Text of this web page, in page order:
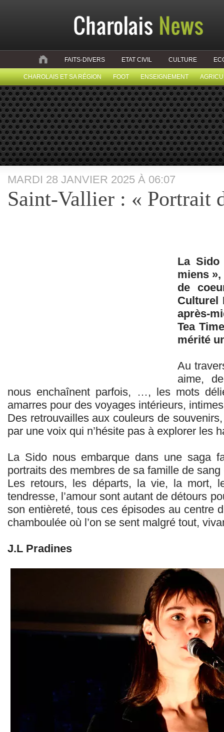
FAITS-DIVERS ETAT CIVIL CULTURE
CHAROLAIS ET SA RÉGION FOOT ENSEIGNEMENT
MARDI 28 JANVIER 2025 À 06:07
Saint-Vallier : « Portrait
La
miens
de
Culturel
après-
Tea
mérité
Au
aime,
nous enchaînent parfois, …, les mots
amarres pour des voyages intérieurs,
Des retrouvailles aux couleurs de
par une voix qui n’hésite pas à explorer les
La Sido nous embarque dans une saga
portraits des membres de sa famille de
Les retours, les départs, la vie, la mort,
tendresse, l’amour sont autant de détours
son entièreté, tous ces épisodes au centre
chamboulée où l’on se sent malgré tout,
J.L Pradines